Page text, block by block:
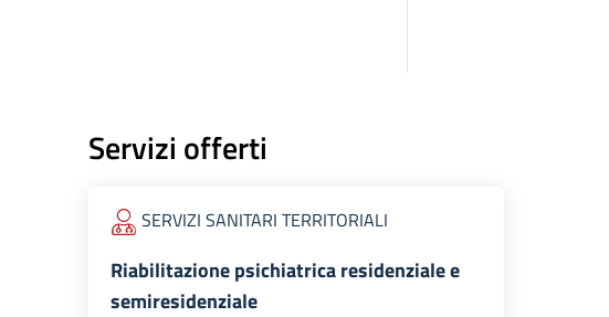
Servizi offerti
SERVIZI SANITARI TERRITORIALI
Riabilitazione psichiatrica residenziale e
semiresidenziale